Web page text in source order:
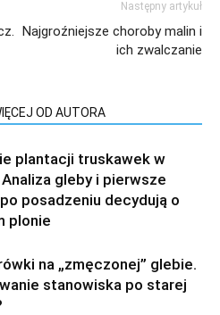
Następny artykuł
Najgroźniejsze choroby malin i
ich zwalczanie
OD AUTORA
plantacji truskawek w
gleby i pierwsze
posadzeniu decydują o
plonie
na „zmęczonej” glebie.
stanowiska po starej